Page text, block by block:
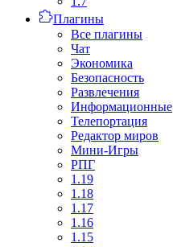
Плагины
Все плагины
Чат
Экономика
Безопасность
Развлечения
Информационные
Телепортация
Редактор миров
Мини-Игры
РПГ
1.19
1.18
1.17
1.16
1.15